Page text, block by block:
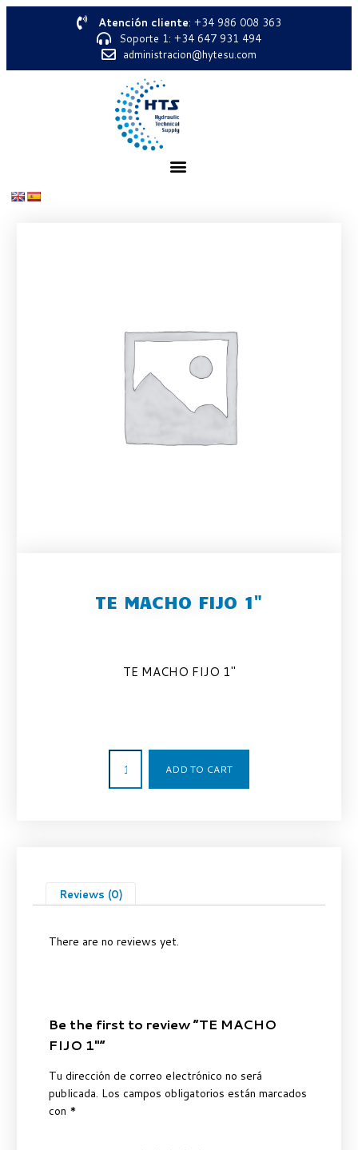
Atención cliente: +34 986 008 363
Soporte 1: +34 647 931 494
administracion@hytesu.com
TE MACHO FIJO 1"
TE MACHO FIJO 1″
ADD TO CART
Reviews (0)
There are no reviews yet.
Be the first to review “TE MACHO
FIJO 1″”
Tu dirección de correo electrónico no será
publicada. Los campos obligatorios están marcados
con *